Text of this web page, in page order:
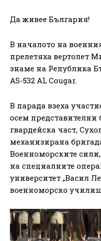
Да живее България!
В началото на
прелетяха вертолет
знаме на Република
AS-532 AL Cougar.
В парада взеха
осем
гвардейска част,
механизирана
Военноморските
на специалните
университет „Васил
военноморско